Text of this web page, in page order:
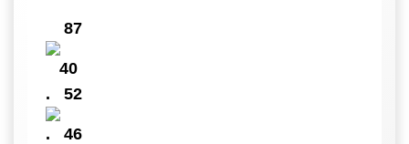
87
40
. 52
. 46